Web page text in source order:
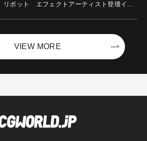
リボット エフェクトアーティスト登壇イベ
VIEW MORE